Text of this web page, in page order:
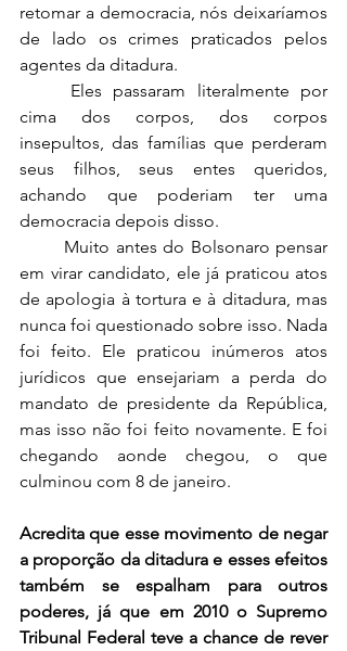
retomar a democracia, nós deixaríamos
de lado os crimes praticados pelos
agentes da ditadura.
cima dos corpos, dos corpos
insepultos, das famílias que perderam
seus filhos, seus entes queridos,
achando que poderiam ter uma
democracia depois disso.
em virar candidato, ele já praticou atos
de apologia à tortura e à ditadura, mas
nunca foi questionado sobre isso. Nada
foi feito. Ele praticou inúmeros atos
jurídicos que ensejariam a perda do
mandato de presidente da República,
mas isso não foi feito novamente. E foi
chegando aonde chegou, o que
culminou com 8 de janeiro.
Acredita que esse movimento de negar
a proporção da ditadura e esses efeitos
também se espalham para outros
poderes, já que em 2010 o Supremo
Tribunal Federal teve a chance de rever